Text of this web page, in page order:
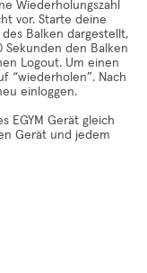
Wiederholungszahl
vor. Starte deine
Balken dargestellt,
Sekunden den Balken
Logout. Um einen
“wiederholen”. Nach
einloggen.
EGYM Gerät gleich
Gerät und jedem